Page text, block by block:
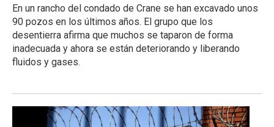
En un rancho del condado de Crane se han excavado unos
90 pozos en los últimos años. El grupo que los
desentierra afirma que muchos se taparon de forma
inadecuada y ahora se están deteriorando y liberando
fluidos y gases.